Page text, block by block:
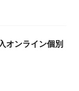
オンライン個別